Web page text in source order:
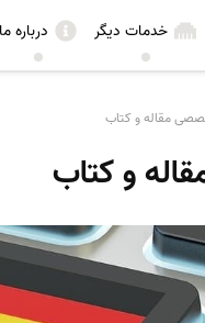
خدمات دیگر درباره ما
مقاله و کتاب
و کتاب